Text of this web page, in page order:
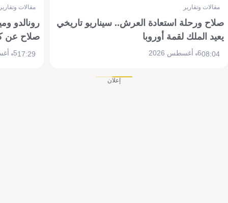
مقالات وتقارير
صلاح ورحلة استعادة العرش.. سيناريو تاريخي
يعيد الملك لقمة أوروبا
08:046 أغسطس 2026
مقالات
رونالدو
صلاح عن
17:295 أغسطس 2026
إعلان